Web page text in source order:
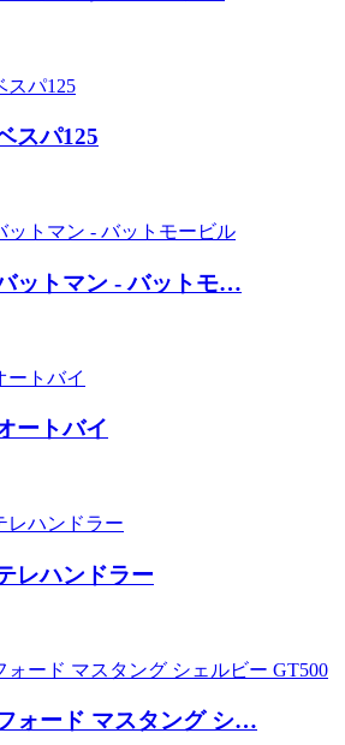
スパ125
ットマン - バットモ…
ートバイ
レハンドラー
ォード マスタング シ…